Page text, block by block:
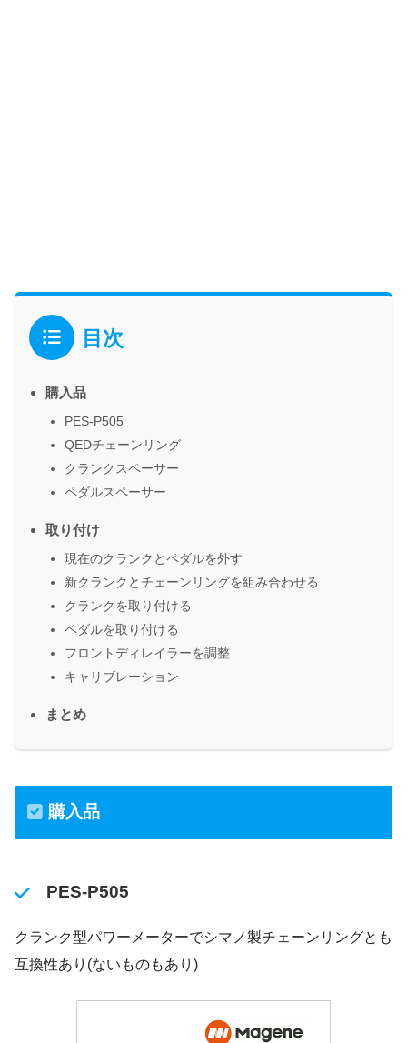
目次
購入品
PES-P505
QEDチェーンリング
クランクスペーサー
ペダルスペーサー
取り付け
現在のクランクとペダルを外す
新クランクとチェーンリングを組み合わせる
クランクを取り付ける
ペダルを取り付ける
フロントディレイラーを調整
キャリブレーション
まとめ
購入品
PES-P505
クランク型パワーメーターでシマノ製チェーンリングとも
互換性あり(ないものもあり)